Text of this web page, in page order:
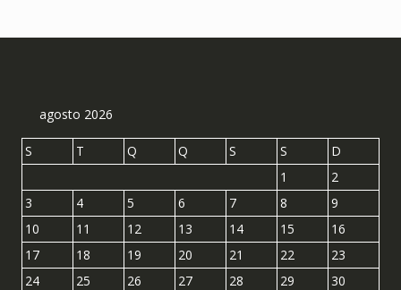
agosto 2026
S T Q Q S S
D
1
2
3
4 5 6 7 8
9
10
11 12 13 14 15
16
17
18 19 20 21 22
23
24
25 26 27 28 29
30